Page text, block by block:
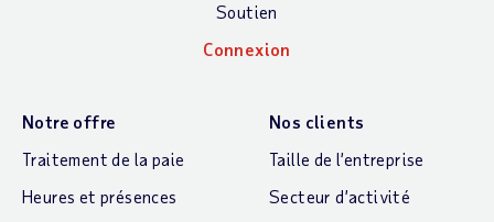
Soutien
Connexion
Notre offre
Traitement de la paie
Heures et présences
Nos clients
Taille de l’entreprise
Secteur d’activité